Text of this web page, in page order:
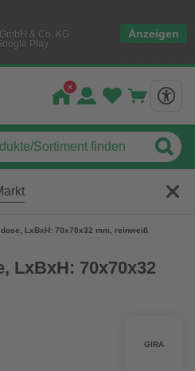
& Co. KG
Play
Anzeigen
LxBxH: 70x70x32 mm, reinweiß
LxBxH: 70x70x32
GIRA